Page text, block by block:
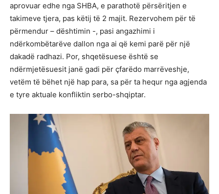
aprovuar edhe nga SHBA, e parathotë përsëritjen e
takimeve tjera, pas këtij të 2 majit. Rezervohem për të
përmendur – dështimin -, pasi angazhimi i
ndërkombëtarëve dallon nga ai që kemi parë për një
dakadë radhazi. Por, shqetësuese është se
ndërmjetësuesit janë gadi për çfarëdo marrëveshje,
vetëm të bëhet një hap para, sa për ta hequr nga agjenda
e tyre aktuale konfliktin serbo-shqiptar.